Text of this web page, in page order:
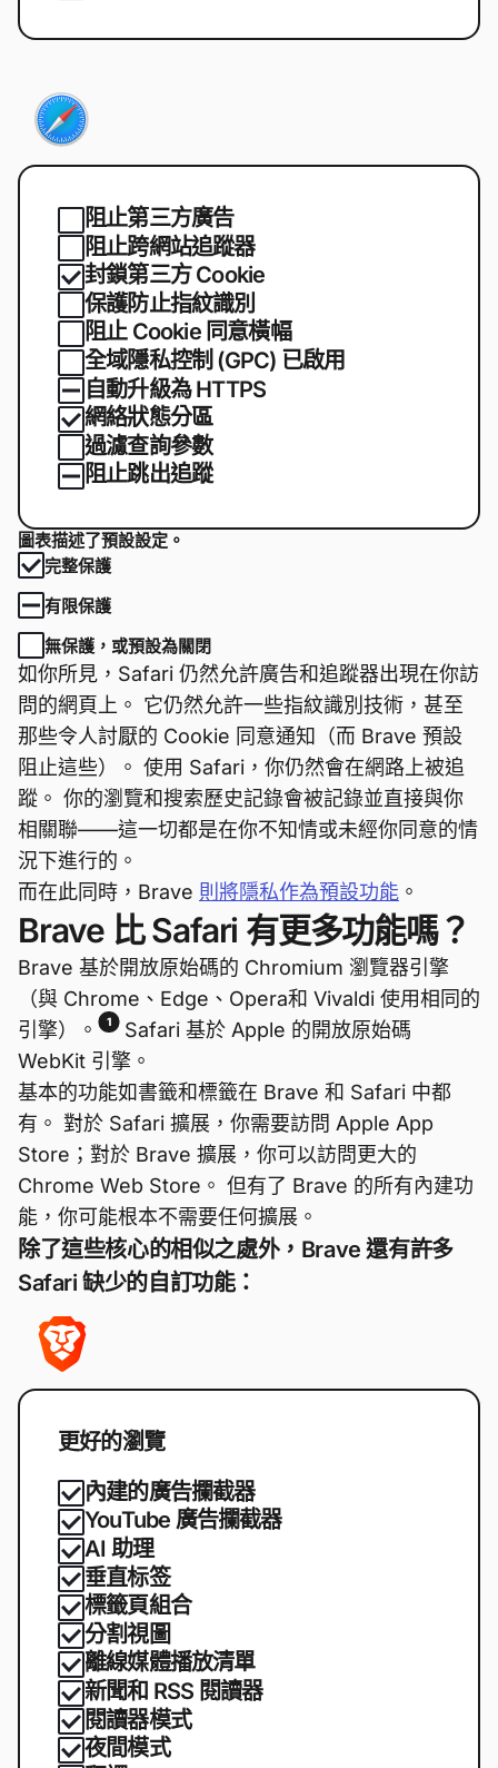
阻止第三方廣告
阻止跨網站追蹤器
封鎖第三方 Cookie
保護防止指紋識別
阻止 Cookie 同意橫幅
全域隱私控制 (GPC) 已啟用
自動升級為 HTTPS
網絡狀態分區
過濾查詢參數
阻止跳出追蹤
圖表描述了預設設定。
完整保護
有限保護
無保護，或預設為關閉
如你所見，Safari 仍然允許廣告和追蹤器出現在你訪
問的網頁上。 它仍然允許一些指紋識別技術，甚至
那些令人討厭的 Cookie 同意通知（而 Brave 預設
阻止這些）。 使用 Safari，你仍然會在網路上被追
蹤。 你的瀏覽和搜索歷史記錄會被記錄並直接與你
相關聯——這一切都是在你不知情或未經你同意的情
況下進行的。
而在此同時，Brave 則將隱私作為預設功能 。
Brave 比 Safari 有更多功能嗎？
Brave 基於開放原始碼的 Chromium 瀏覽器引擎
（與 Chrome、Edge、Opera和 Vivaldi 使用相同的
引擎）。
1
Safari 基於 Apple 的開放原始碼
WebKit 引擎。
基本的功能如書籤和標籤在 Brave 和 Safari 中都
有。 對於 Safari 擴展，你需要訪問 Apple App
Store；對於 Brave 擴展，你可以訪問更大的
Chrome Web Store。 但有了 Brave 的所有內建功
能，你可能根本不需要任何擴展。
除了這些核心的相似之處外，Brave 還有許多
Safari 缺少的自訂功能：
更好的瀏覽
內建的廣告攔截器
YouTube 廣告攔截器
AI 助理
垂直标签
標籤頁組合
分割視圖
離線媒體播放清單
新聞和 RSS 閱讀器
閱讀器模式
夜間模式